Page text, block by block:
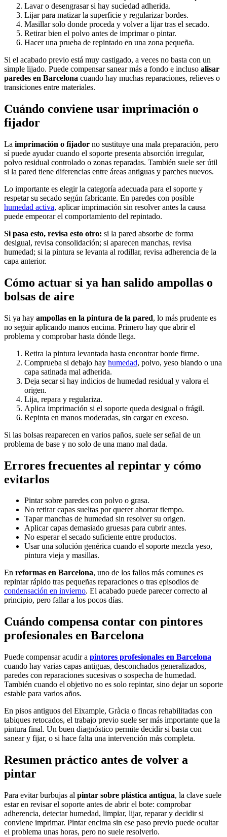
Lavar o desengrasar si hay suciedad adherida.
Lijar para matizar la superficie y regularizar bordes.
Masillar solo donde proceda y volver a lijar tras el secado.
Retirar bien el polvo antes de imprimar o pintar.
Hacer una prueba de repintado en una zona pequeña.
Si el acabado previo está muy castigado, a veces no basta con un
simple lijado. Puede compensar sanear más a fondo e incluso alisar
paredes en Barcelona cuando hay muchas reparaciones, relieves o
transiciones entre materiales.
Cuándo conviene usar imprimación o
fijador
La imprimación o fijador no sustituye una mala preparación, pero
sí puede ayudar cuando el soporte presenta absorción irregular,
polvo residual controlado o zonas reparadas. También suele ser útil
si la pared tiene diferencias entre áreas antiguas y parches nuevos.
Lo importante es elegir la categoría adecuada para el soporte y
respetar su secado según fabricante. En paredes con posible
humedad activa, aplicar imprimación sin resolver antes la causa
puede empeorar el comportamiento del repintado.
Si pasa esto, revisa esto otro: si la pared absorbe de forma
desigual, revisa consolidación; si aparecen manchas, revisa
humedad; si la pintura se levanta al rodillar, revisa adherencia de la
capa anterior.
Cómo actuar si ya han salido ampollas o
bolsas de aire
Si ya hay ampollas en la pintura de la pared, lo más prudente es
no seguir aplicando manos encima. Primero hay que abrir el
problema y comprobar hasta dónde llega.
Retira la pintura levantada hasta encontrar borde firme.
Comprueba si debajo hay humedad, polvo, yeso blando o una
capa satinada mal adherida.
Deja secar si hay indicios de humedad residual y valora el
origen.
Lija, repara y regulariza.
Aplica imprimación si el soporte queda desigual o frágil.
Repinta en manos moderadas, sin cargar en exceso.
Si las bolsas reaparecen en varios paños, suele ser señal de un
problema de base y no solo de una mano mal dada.
Errores frecuentes al repintar y cómo
evitarlos
Pintar sobre paredes con polvo o grasa.
No retirar capas sueltas por querer ahorrar tiempo.
Tapar manchas de humedad sin resolver su origen.
Aplicar capas demasiado gruesas para cubrir antes.
No esperar el secado suficiente entre productos.
Usar una solución genérica cuando el soporte mezcla yeso,
pintura vieja y masillas.
En reformas en Barcelona, uno de los fallos más comunes es
repintar rápido tras pequeñas reparaciones o tras episodios de
condensación en invierno. El acabado puede parecer correcto al
principio, pero fallar a los pocos días.
Cuándo compensa contar con pintores
profesionales en Barcelona
Puede compensar acudir a pintores profesionales en Barcelona
cuando hay varias capas antiguas, desconchados generalizados,
paredes con reparaciones sucesivas o sospecha de humedad.
También cuando el objetivo no es solo repintar, sino dejar un soporte
estable para varios años.
En pisos antiguos del Eixample, Gràcia o fincas rehabilitadas con
tabiques retocados, el trabajo previo suele ser más importante que la
pintura final. Un buen diagnóstico permite decidir si basta con
sanear y fijar, o si hace falta una intervención más completa.
Resumen práctico antes de volver a
pintar
Para evitar burbujas al pintar sobre plástica antigua, la clave suele
estar en revisar el soporte antes de abrir el bote: comprobar
adherencia, detectar humedad, limpiar, lijar, reparar y decidir si
conviene imprimar. Pintar encima sin ese paso previo puede ocultar
el problema unas horas, pero no suele resolverlo.